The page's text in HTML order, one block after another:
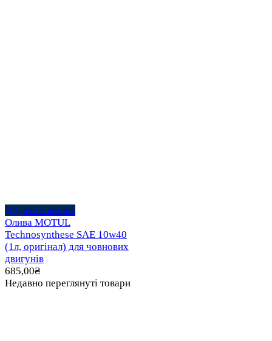
Додати в кошик
Олива MOTUL
Technosynthese SAE 10w40
(1л, оригінал) для човнових
двигунів
685,00₴
Недавно переглянуті товари